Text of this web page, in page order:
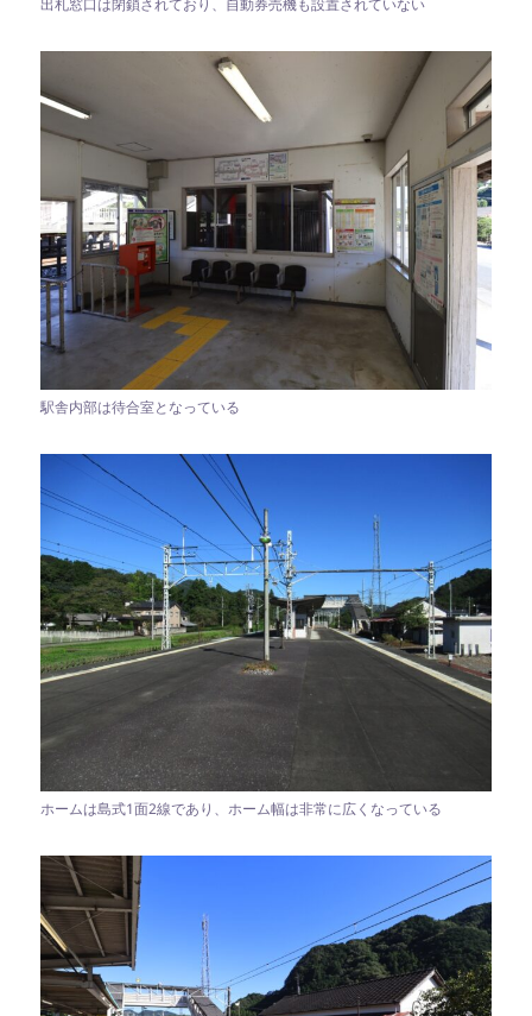
出札窓口は閉鎖されており、自動券売機も設置されていない
駅舎内部は待合室となっている
ホームは島式1面2線であり、ホーム幅は非常に広くなっている